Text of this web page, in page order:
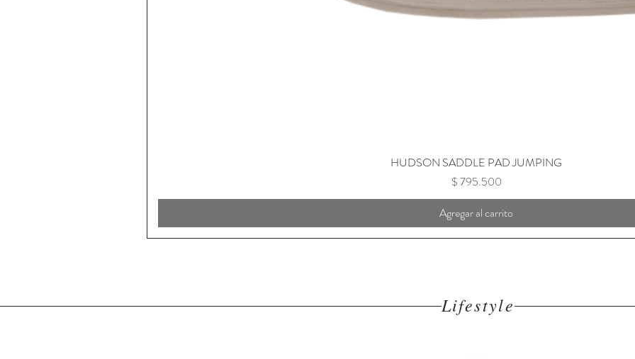
HUDSON SADDLE PAD JUMPING
Precio
$ 795.500
Agregar al carrito
Lifestyle